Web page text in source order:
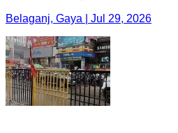
Belaganj, Gaya | Jul 29, 2026